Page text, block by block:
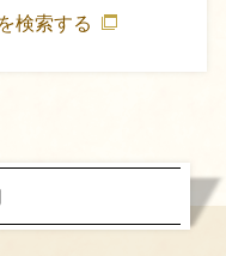
検索する